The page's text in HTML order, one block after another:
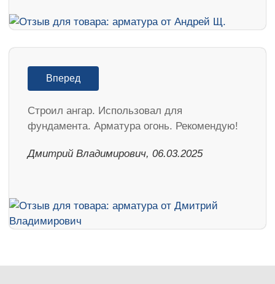
Вперед
Строил ангар. Использовал для
фундамента. Арматура огонь. Рекомендую!
Дмитрий Владимирович, 06.03.2025